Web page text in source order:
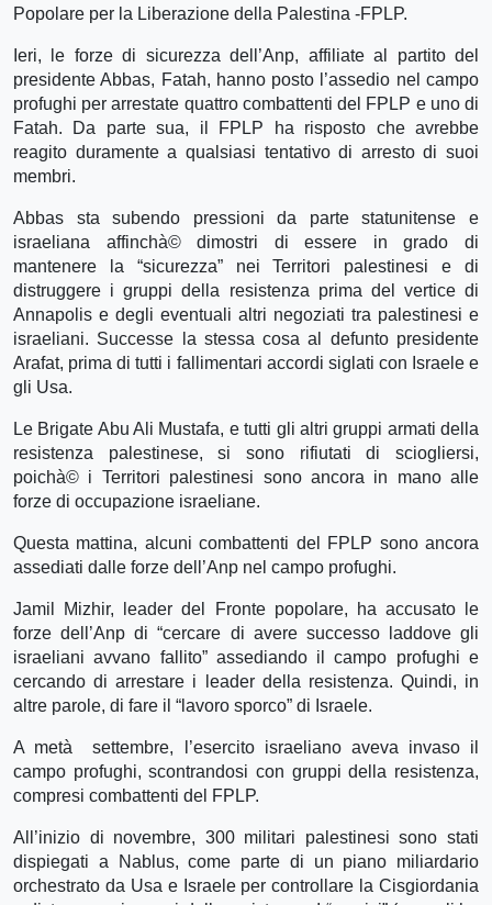
Popolare per la Liberazione della Palestina -FPLP.
Ieri, le forze di sicurezza dell’Anp, affiliate al partito del
presidente Abbas, Fatah, hanno posto l’assedio nel campo
profughi per arrestate quattro combattenti del FPLP e uno di
Fatah. Da parte sua, il FPLP ha risposto che avrebbe
reagito duramente a qualsiasi tentativo di arresto di suoi
membri.
Abbas sta subendo pressioni da parte statunitense e
israeliana affinchà© dimostri di essere in grado di
mantenere la “sicurezza” nei Territori palestinesi e di
distruggere i gruppi della resistenza prima del vertice di
Annapolis e degli eventuali altri negoziati tra palestinesi e
israeliani. Successe la stessa cosa al defunto presidente
Arafat, prima di tutti i fallimentari accordi siglati con Israele e
gli Usa.
Le Brigate Abu Ali Mustafa, e tutti gli altri gruppi armati della
resistenza palestinese, si sono rifiutati di sciogliersi,
poichà© i Territori palestinesi sono ancora in mano alle
forze di occupazione israeliane.
Questa mattina, alcuni combattenti del FPLP sono ancora
assediati dalle forze dell’Anp nel campo profughi.
Jamil Mizhir, leader del Fronte popolare, ha accusato le
forze dell’Anp di “cercare di avere successo laddove gli
israeliani avvano fallito” assediando il campo profughi e
cercando di arrestare i leader della resistenza. Quindi, in
altre parole, di fare il “lavoro sporco” di Israele.
A metà settembre, l’esercito israeliano aveva invaso il
campo profughi, scontrandosi con gruppi della resistenza,
compresi combattenti del FPLP.
All’inizio di novembre, 300 militari palestinesi sono stati
dispiegati a Nablus, come parte di un piano miliardario
orchestrato da Usa e Israele per controllare la Cisgiordania